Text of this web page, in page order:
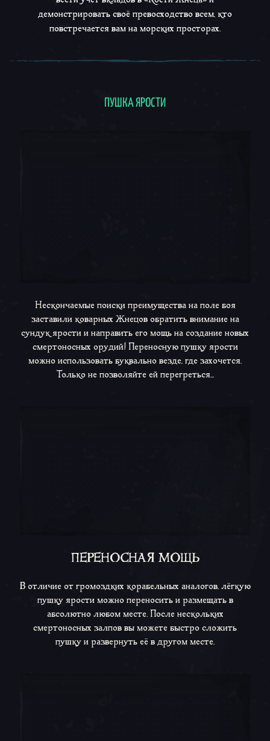
демонстрировать своё превосходство всем, кто
повстречается вам на морских просторах.
Пушка ярости
ПУШКА ЯРОСТИ
Нескончаемые поиски преимущества на поле боя
заставили коварных Жнецов обратить внимание на
сундук ярости и направить его мощь на создание новых
смертоносных орудий! Переносную пушку ярости
можно использовать буквально везде, где захочется.
Только не позволяйте ей перегреться...
ПЕРЕНОСНАЯ МОЩЬ
В отличие от громоздких корабельных аналогов, лёгкую
пушку ярости можно переносить и размещать в
абсолютно любом месте. После нескольких
смертоносных залпов вы можете быстро сложить
пушку и развернуть её в другом месте.